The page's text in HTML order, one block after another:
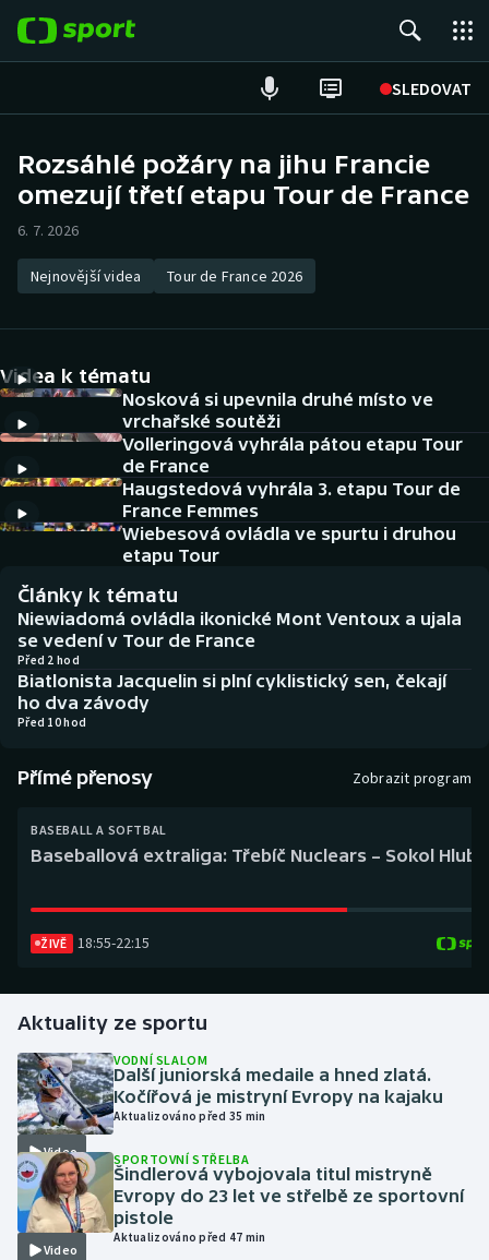
SLEDOVAT
Hokej
Atletika
DALŠÍ SPORTY
Americký fotbal
Baseball a softbal
Biatlon
Boby a skeleton
Box
Curling
Gymnastika
Házená
Jezdectví
Judo
Krasobruslení
NEPŘEHLÉDNĚTE
Historické návraty
Aplikace ČT sport
AZ kvíz
Rozsáhlé požáry na jihu Francie
omezují třetí etapu Tour de France
6. 7. 2026
Nejnovější videa Tour de France 2026
Videa k tématu
Nosková si upevnila druhé místo ve
vrchařské soutěži
Volleringová vyhrála pátou etapu Tour
de France
Haugstedová vyhrála 3. etapu Tour de
France Femmes
Wiebesová ovládla ve spurtu i druhou
etapu Tour
Články k tématu
Niewiadomá ovládla ikonické Mont Ventoux a ujala
se vedení v Tour de France
Před 2 hod
Biatlonista Jacquelin si plní cyklistický sen, čekají
ho dva závody
Před 10 hod
Přímé přenosy Zobrazit program
BASEBALL A SOFTBAL
Baseballová extraliga: Třebíč Nuclears – Sokol
ŽIVĚ 18:55-22:15
Aktuality ze sportu
Video
VODNÍ SLALOM
Další juniorská medaile a hned zlatá.
Kočířová je mistryní Evropy na kajaku
Aktualizováno před 35 min
Video
SPORTOVNÍ STŘELBA
Šindlerová vybojovala titul mistryně
Evropy do 23 let ve střelbě ze sportovní
pistole
Aktualizováno před 47 min